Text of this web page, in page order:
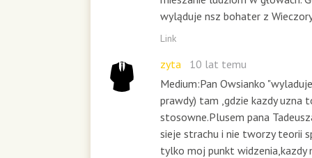
wyląduje nsz bohater z
Link
zyta
10 lat temu
Medium:Pan Owsianko
prawdy) tam ,gdzie kazdy uzna
stosowne.Plusem pana
sieje strachu i nie tworzy teorii
tylko moj punkt widzenia,kazdy